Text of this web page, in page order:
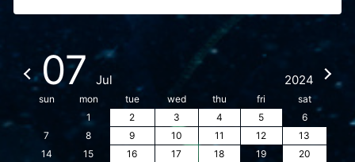
07 Jul 2024
sun mon tue wed thu fri
sat
1
2 3 4 5
6
7
8 9 10 11 12
13
14
15 16 17 18 19 20